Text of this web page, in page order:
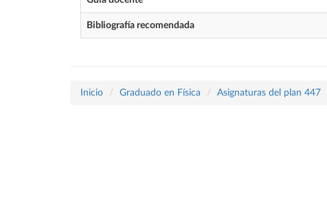
Bibliografía recomendada
Inicio Graduado en Física Asignaturas del plan 447